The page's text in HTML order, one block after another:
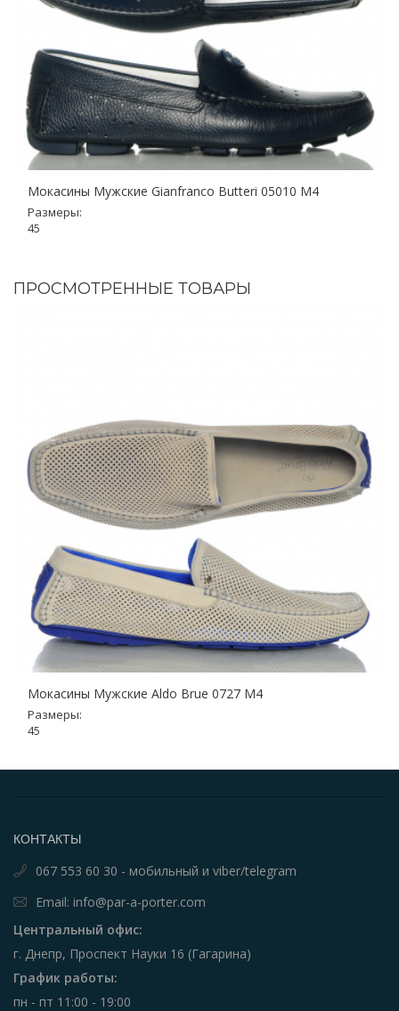
Мокасины Мужские Gianfranco Butteri 05010 M4
Размеры:
45
ПРОСМОТРЕННЫЕ ТОВАРЫ
Мокасины Мужские Aldo Brue 0727 M4
Размеры:
45
КОНТАКТЫ
067 553 60 30 - мобильный и viber/telegram
Email: info@par-a-porter.com
Центральный офис:
г. Днепр, Проспект Науки 16 (Гагарина)
График работы:
пн - пт 11:00 - 19:00